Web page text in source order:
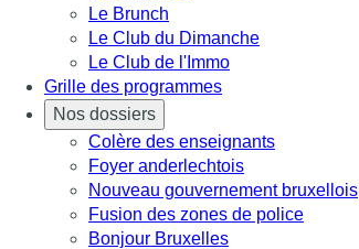
Le Brunch
Le Club du Dimanche
Le Club de l'Immo
Grille des programmes
Nos dossiers
Colère des enseignants
Foyer anderlechtois
Nouveau gouvernement bruxellois
Fusion des zones de police
Bonjour Bruxelles